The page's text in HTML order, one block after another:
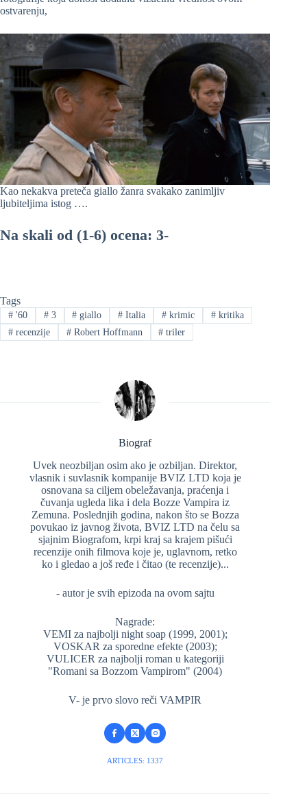
ostvarenju,
Kao nekakva preteča giallo žanra svakako zanimljiv
ljubiteljima istog ….
Na skali od (1-6) ocena: 3-
Tags
#'60 #3 # giallo # Italia # krimic #kritika
#recenzije #Robert Hoffmann # triler
Biograf
Uvek neozbiljan osim ako je ozbiljan. Direktor,
vlasnik i suvlasnik kompanije BVIZ LTD koja je
osnovana sa ciljem obeležavanja, praćenja i
čuvanja ugleda lika i dela Bozze Vampira iz
Zemuna. Poslednjih godina, nakon što se Bozza
povukao iz javnog života, BVIZ LTD na čelu sa
sjajnim Biografom, krpi kraj sa krajem pišući
recenzije onih filmova koje je, uglavnom, retko
ko i gledao a još ređe i čitao (te recenzije)...
- autor je svih epizoda na ovom sajtu
Nagrade:
VEMI za najbolji night soap (1999, 2001);
VOSKAR za sporedne efekte (2003);
VULICER za najbolji roman u kategoriji
"Romani sa Bozzom Vampirom" (2004)
V- je prvo slovo reči VAMPIR
ARTICLES: 1337